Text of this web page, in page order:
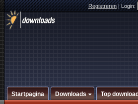
Registreren|Login:
Startpagina Downloads Top